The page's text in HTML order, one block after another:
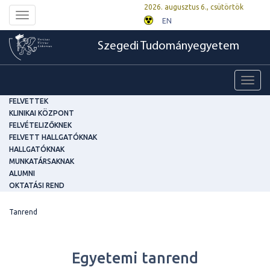
Toggle
navigation
2026. augusztus 6., csütörtök
EN
Szegedi Tudományegyetem
FELVETTEK
KLINIKAI KÖZPONT
FELVÉTELIZŐKNEK
FELVETT HALLGATÓKNAK
HALLGATÓKNAK
MUNKATÁRSAKNAK
ALUMNI
OKTATÁSI REND
Tanrend
Egyetemi tanrend